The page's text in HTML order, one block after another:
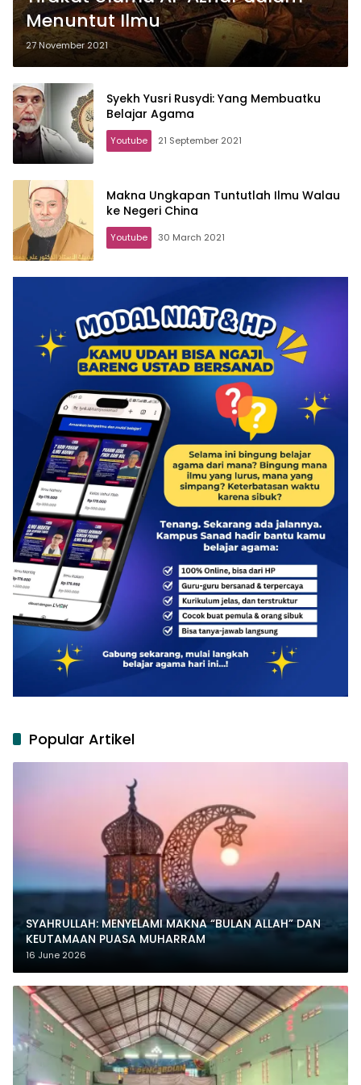
Menuntut Ilmu
27 November 2021
Syekh Yusri Rusydi: Yang Membuatku
Belajar Agama
Youtube 21 September 2021
Makna Ungkapan Tuntutlah Ilmu Walau
ke Negeri China
Youtube 30 March 2021
Popular Artikel
SYAHRULLAH: MENYELAMI MAKNA “BULAN ALLAH” DAN
KEUTAMAAN PUASA MUHARRAM
16 June 2026